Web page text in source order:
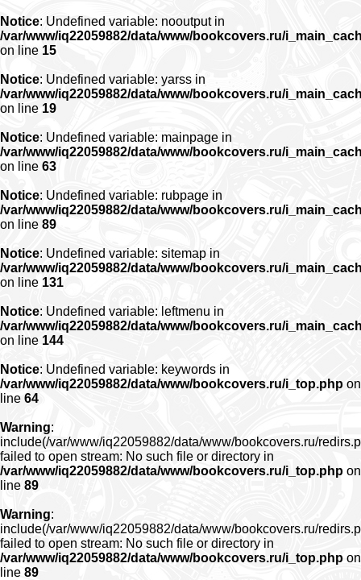
Notice: Undefined variable: nooutput in
/var/www/iq22059882/data/www/bookcovers.ru/
on line 15
Notice: Undefined variable: yarss in
/var/www/iq22059882/data/www/bookcovers.ru/
on line 19
Notice: Undefined variable: mainpage in
/var/www/iq22059882/data/www/bookcovers.ru/
on line 63
Notice: Undefined variable: rubpage in
/var/www/iq22059882/data/www/bookcovers.ru/
on line 89
Notice: Undefined variable: sitemap in
/var/www/iq22059882/data/www/bookcovers.ru/
on line 131
Notice: Undefined variable: leftmenu in
/var/www/iq22059882/data/www/bookcovers.ru/
on line 144
Notice: Undefined variable: keywords in
/var/www/iq22059882/data/www/bookcovers.ru/i_top.php on
line 64
Warning:
include(/var/www/iq22059882/data/www/bookcovers.ru/
failed to open stream: No such file or directory in
/var/www/iq22059882/data/www/bookcovers.ru/i_top.php on
line 89
Warning:
include(/var/www/iq22059882/data/www/bookcovers.ru/
failed to open stream: No such file or directory in
/var/www/iq22059882/data/www/bookcovers.ru/i_top.php on
line 89